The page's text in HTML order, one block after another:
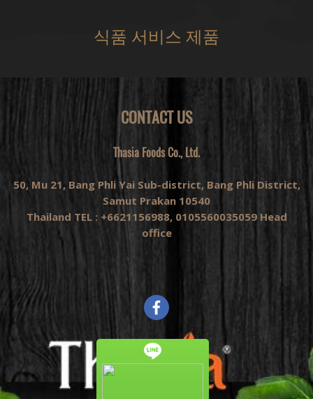
식품 서비스 제품
CONTACT US
Thasia Foods Co., Ltd.
50, Mu 21, Bang Phli Yai Sub-district, Bang Phli District,
Samut Prakan 10540
Thailand TEL : +6621156988, 0105560035059 Head
office